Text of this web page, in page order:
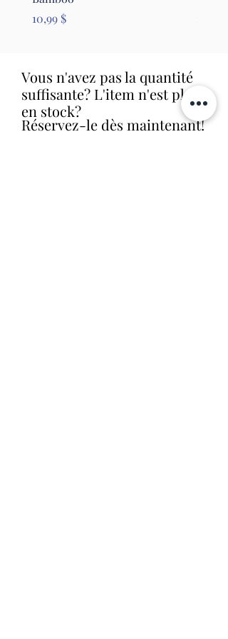
Prix
10,99 $
Vous n'avez pas la quantité
suffisante? L'item n'est plus
en stock?
Réservez-le dès maintenant!